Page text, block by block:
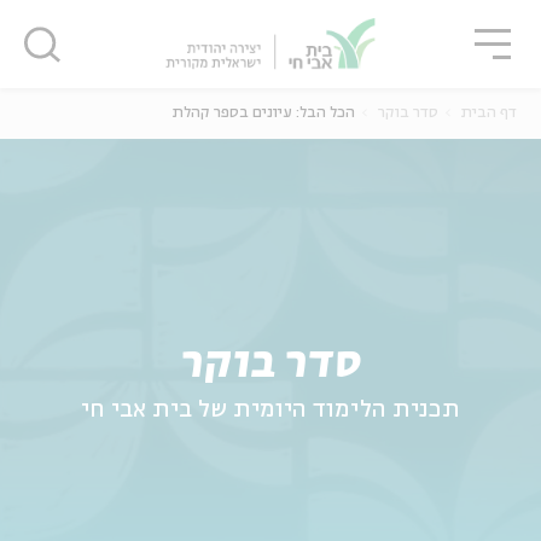
סדר בוקר
תכנית הלימוד היומית של בית אבי חי
דף הבית סדר בוקר הכל הבל: עיונים בספר קהלת
סגור